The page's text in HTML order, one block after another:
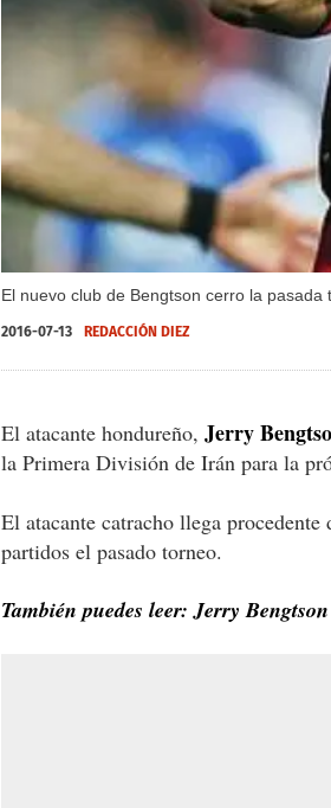
El nuevo club de Bengtson cerro la
2016-07-13 REDACCIÓN DIEZ
El atacante hondureño, Jerry
la Primera División de Irán para la
El atacante catracho llega procedente
partidos el pasado torneo.
También puedes leer: Jerry